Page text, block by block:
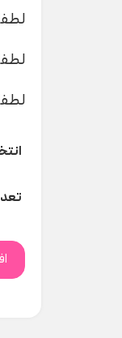
لطفا 1-3 سانت اختلاف در اندازه گیری